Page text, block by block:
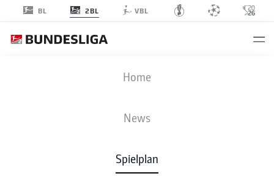
BL 2BL VBL
Home
News
Spielplan
REG
2 2
AUFSTELLUNGEN